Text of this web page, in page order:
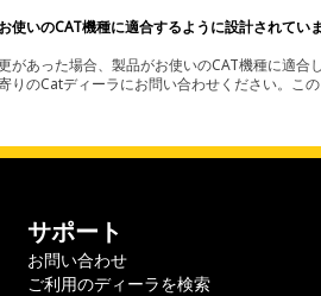
いのCAT機種に適合するように設計されていま
があった場合、製品がお使いのCAT機種に適
りのCatディーラにお問い合わせください。こ
サポート
お問い合わせ
ご利用のディーラを検索